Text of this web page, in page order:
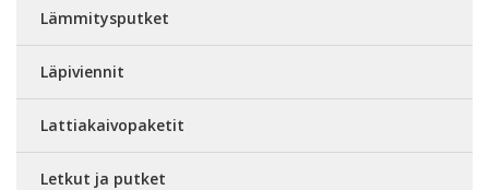
Lämmitysputket
Läpiviennit
Lattiakaivopaketit
Letkut ja putket